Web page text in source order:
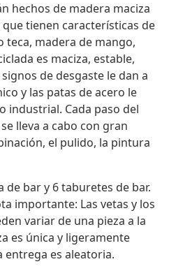
hechos de madera maciza
tienen características de
teca, madera de mango,
es maciza, estable,
de desgaste le dan a
y las patas de acero le
industrial. Cada paso del
lleva a cabo con gran
el pulido, la pintura
de bar y 6 taburetes de bar.
importante: Las vetas y los
variar de una pieza a la
es única y ligeramente
entrega es aleatoria.